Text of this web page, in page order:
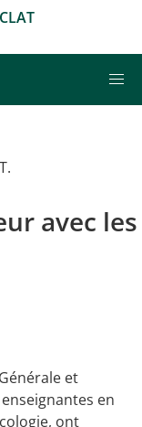
avec les
et
en
ont